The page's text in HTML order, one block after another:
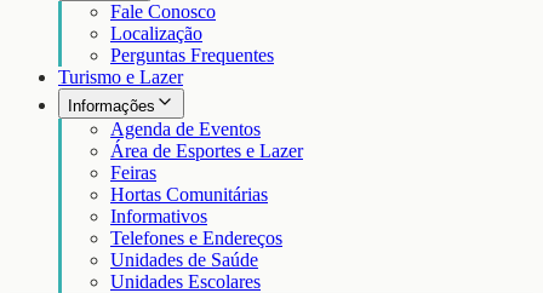
Fale Conosco
Localização
Perguntas Frequentes
Turismo e Lazer
Informações
Agenda de Eventos
Área de Esportes e Lazer
Feiras
Hortas Comunitárias
Informativos
Telefones e Endereços
Unidades de Saúde
Unidades Escolares